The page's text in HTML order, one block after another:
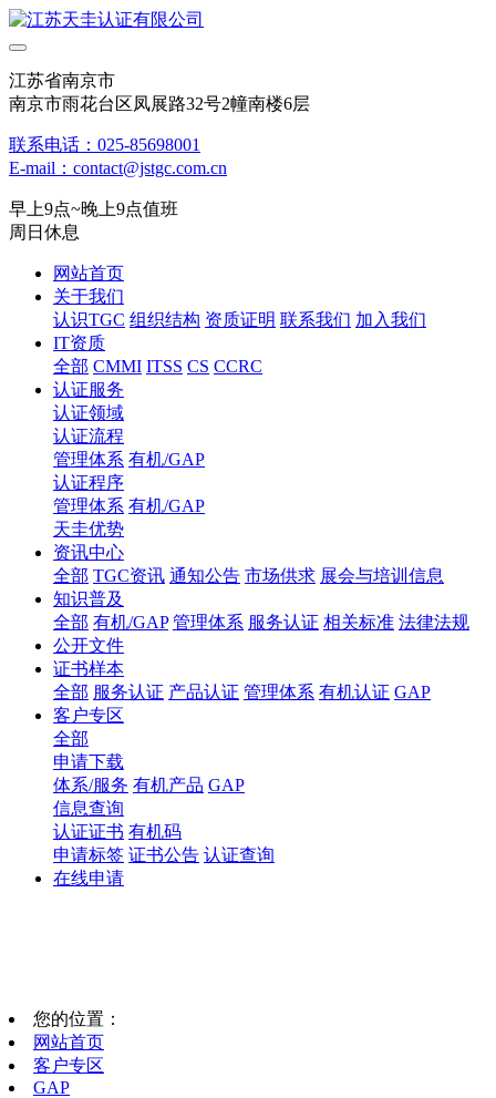
江苏省南京市
南京市雨花台区凤展路32号2幢南楼6层
联系电话：025-85698001
E-mail：contact@jstgc.com.cn
早上9点~晚上9点值班
周日休息
网站首页
关于我们
认识TGC 组织结构 资质证明 联系我们 加入我们
IT资质
全部 CMMI ITSS CS CCRC
认证服务
认证领域
认证流程
管理体系 有机/GAP
认证程序
管理体系 有机/GAP
天圭优势
资讯中心
全部 TGC资讯 通知公告 市场供求 展会与培训信息
知识普及
全部 有机/GAP 管理体系 服务认证 相关标准 法律法规
公开文件
证书样本
全部 服务认证 产品认证 管理体系 有机认证 GAP
客户专区
全部
申请下载
体系/服务 有机产品 GAP
信息查询
认证证书 有机码
申请标签 证书公告 认证查询
在线申请
您的位置：
网站首页
客户专区
GAP